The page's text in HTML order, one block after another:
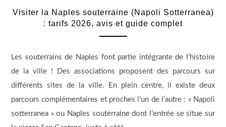
Visiter la Naples souterraine (Napoli Sotterranea)
: tarifs 2026, avis et guide complet
Les souterrains de Naples font partie intégrante de l’histoire
de la ville ! Des associations proposent des parcours sur
différents sites de la ville. En plein centre, il existe deux
parcours complémentaires et proches l’un de l’autre : « Napoli
sotterranea » ou Naples souterraine dont l’entrée se situe sur